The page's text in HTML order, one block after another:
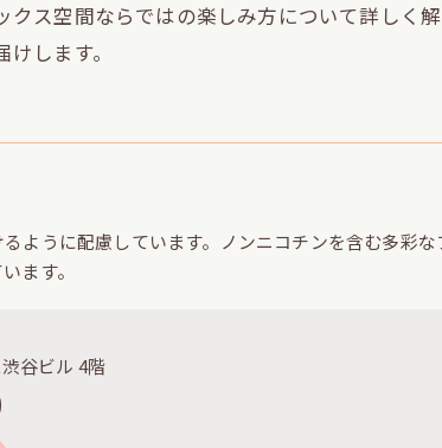
ス空間ならではの楽しみ方について詳しく
します。
ように配慮しています。ノンニコチンを含む多彩な
ます。
谷ビル 4階